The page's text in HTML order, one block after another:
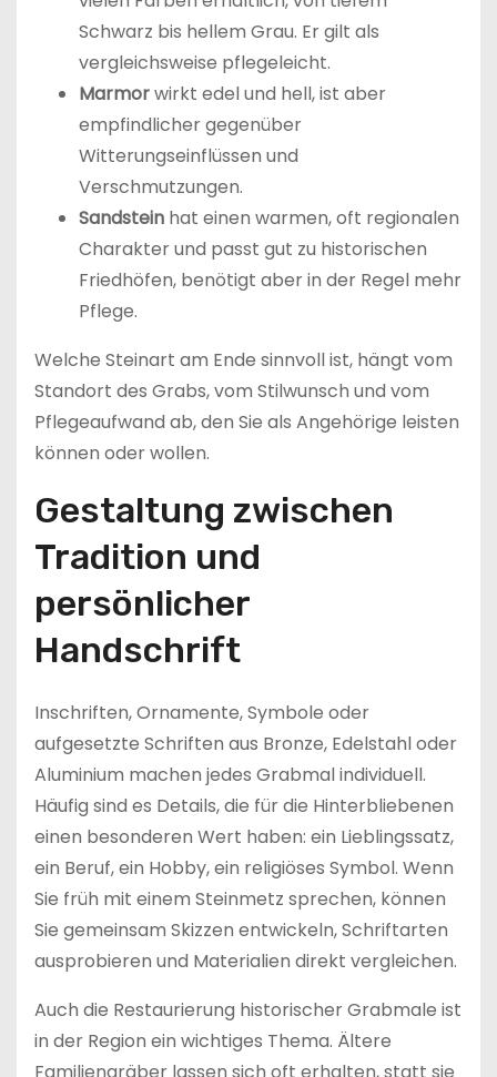
Schwarz bis hellem Grau. Er gilt als
vergleichsweise pflegeleicht.
Marmorwirkt edel und hell, ist aber
empfindlicher gegenüber
Witterungseinflüssen und
Verschmutzungen.
Sandstein hat einen warmen, oft regionalen
Charakter und passt gut zu historischen
Friedhöfen, benötigt aber in der Regel mehr
Pflege.
Welche Steinart am Ende sinnvoll ist, hängt vom
Standort des Grabs, vom Stilwunsch und vom
Pflegeaufwand ab, den Sie als Angehörige leisten
können oder wollen.
Gestaltung zwischen
Tradition und
persönlicher
Handschrift
Inschriften, Ornamente, Symbole oder
aufgesetzte Schriften aus Bronze, Edelstahl oder
Aluminium machen jedes Grabmal individuell.
Häufig sind es Details, die für die Hinterbliebenen
einen besonderen Wert haben: ein Lieblingssatz,
ein Beruf, ein Hobby, ein religiöses Symbol. Wenn
Sie früh mit einem Steinmetz sprechen, können
Sie gemeinsam Skizzen entwickeln, Schriftarten
ausprobieren und Materialien direkt vergleichen.
Auch die Restaurierung historischer Grabmale ist
in der Region ein wichtiges Thema. Ältere